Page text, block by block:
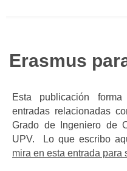
Erasmus
Esta publicación
entradas relacionadas
Grado de Ingeniero de
UPV. Lo que escribo
mira en esta entrada para